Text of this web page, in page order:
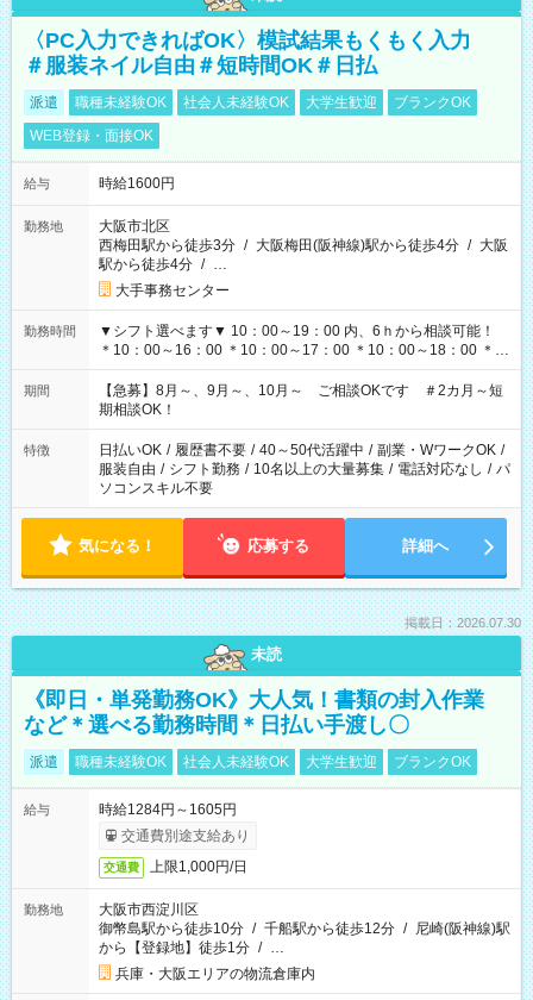
〈PC入力できればOK〉模試結果もくもく入力
＃服装ネイル自由＃短時間OK＃日払
派遣 職種未経験OK 社会人未経験OK 大学生歓迎
ブランクOK
WEB登録・面接OK
給与 時給1600円
勤務地
大阪市北区
西梅田駅から徒歩3分 / 大阪梅田(阪神線)駅から徒歩4分 / 大阪
駅から徒歩4分 / …
大手事務センター
勤務時間
▼シフト選べます▼ 10：00～19：00 内、6ｈから相談可能！
＊10：00～16：00 ＊10：00～17：00 ＊10：00～18：00 ＊
11：00～19：00 ＊12：00～19：00 ＊13：00～19：00
期間
【急募】8月～、9月～、10月～ ご相談OKです ＃2カ月～短
期相談OK！
特徴 日払いOK / 履歴書不要 / 40～50代活躍中 / 副業・WワークOK /
服装自由 / シフト勤務 / 10名以上の大量募集 / 電話対応なし / パ
ソコンスキル不要
気になる！ 応募する 詳細へ
掲載日：2026.07.30
未読
《即日・単発勤務OK》大人気！書類の封入作業
など＊選べる勤務時間＊日払い手渡し〇
派遣 職種未経験OK 社会人未経験OK 大学生歓迎 ブランクOK
給与
時給1284円～1605円
交通費別途支給あり
交通費 上限1,000円/日
勤務地
大阪市西淀川区
御幣島駅から徒歩10分 / 千船駅から徒歩12分 / 尼崎(阪神線)駅
から【登録地】徒歩1分 / …
兵庫・大阪エリアの物流倉庫内